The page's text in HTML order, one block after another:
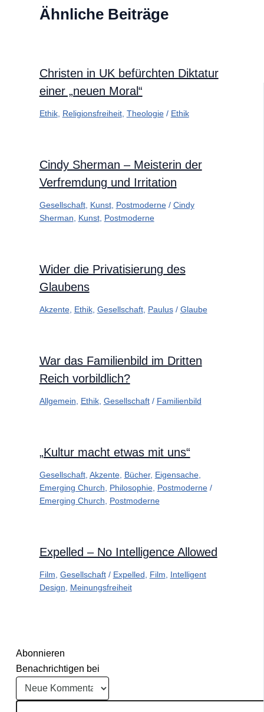
Ähnliche Beiträge
Christen in UK befürchten Diktatur
einer „neuen Moral“
Ethik, Religionsfreiheit, Theologie/ Ethik
Cindy Sherman – Meisterin der
Verfremdung und Irritation
Gesellschaft, Kunst, Postmoderne/ Cindy
Sherman
Kunst, Postmoderne
Wider die Privatisierung des
Glaubens
Akzente, Ethik, Gesellschaft, Paulus/ Glaube
War das Familienbild im Dritten
Reich vorbildlich?
Allgemein Ethik, Gesellschaft/ Familienbild
„Kultur macht etwas mit uns“
Gesellschaft, Akzente, Bücher, Eigensache,
Emerging Church
Philosophie, Postmoderne/
Emerging Church
Postmoderne
Expelled – No Intelligence Allowed
Film Gesellschaft/ Expelled Film
Intelligent
Design
Meinungsfreiheit
Abonnieren
Benachrichtigen bei